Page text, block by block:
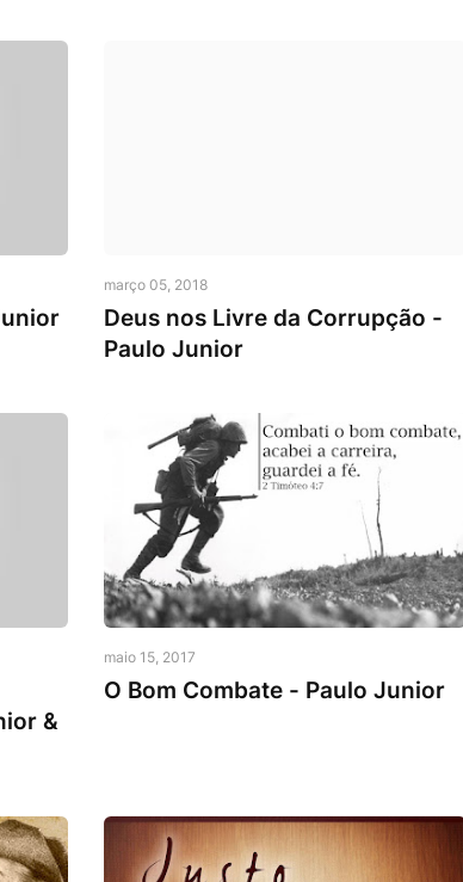
março 05, 2018
Deus nos Livre da Corrupção -
Paulo Junior
&
maio 15, 2017
O Bom Combate - Paulo Junior